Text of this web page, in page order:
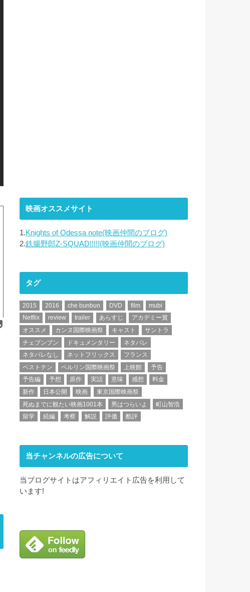
映画オススメサイト
1.Knights of Odessa note(映画仲間のブログ)
2.鉄腸野郎Z-SQUAD!!!!!(映画仲間のブログ)
タグ
2015 2016 che bunbun DVD film
mubi
Netflix
review trailer あらすじ
アカデミー賞
オススメ
カンヌ国際映画祭 キャスト
サントラ
チェブンブン
ドキュメンタリー
ネタバレ
ネタバレなし
ネットフリックス
フランス
ベストテン
ベルリン国際映画祭 上映館
予告
予告編
予想 原作 実話 意味 感想
料金
新作
日本公開 映画
東京国際映画祭
死ぬまでに観たい映画1001本
男はつらいよ
町山智浩
留学
続編 考察 解説 評価 酷評
当チャンネルの広告について
当ブログサイトはアフィリエイト広告を利用して
います!